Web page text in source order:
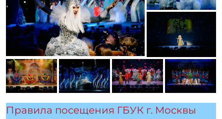
Правила посещения ГБУК г. Москвы